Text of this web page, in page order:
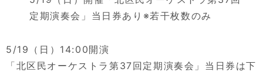
定期演奏会」当日券あり※若干枚数のみ
5/19（日）14:00開演
「北区民オーケストラ第37回定期演奏会」当日券は下